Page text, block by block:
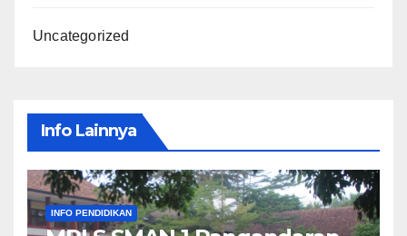
Uncategorized
Info Lainnya
INFO PENDIDIKAN